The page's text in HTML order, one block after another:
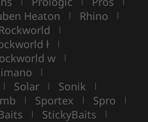
Heaton | Rhino |
Rockworld |
ł |
w |
|
| Solar | Sonik |
| Sportex | Spro |
| StickyBaits |